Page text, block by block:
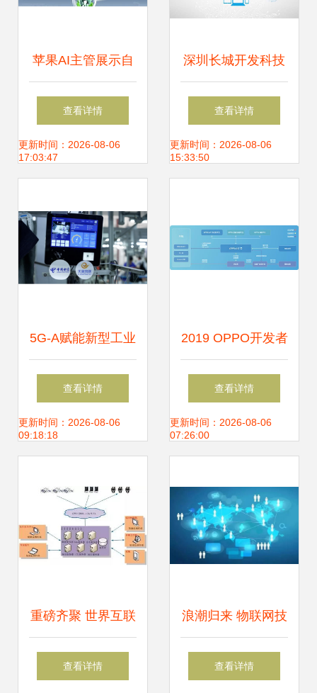
苹果AI主管展示自
动驾驶技术 识别功
能惊艳，底层物联
查看详情
更新时间：2026-08-06
17:03:47
深圳长城开发科技
股份 推动物联网技
术创新与发展
查看详情
更新时间：2026-08-06
15:33:50
5G-A赋能新型工业
化 中国电信物联网
技术研发成果发布
查看详情
更新时间：2026-08-06
09:18:18
2019 OPPO开发者
大会 影音IoT新动
向引领智能生活变
查看详情
更新时间：2026-08-06
07:26:00
重磅齐聚 世界互联
网大会揭示医疗健
查看详情
浪潮归来 物联网技
术加持，这里涌起
查看详情